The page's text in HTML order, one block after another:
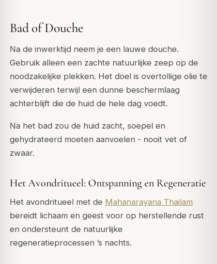
Bad of Douche
Na de inwerktijd neem je een lauwe douche.
Gebruik alleen een zachte natuurlijke zeep op de
noodzakelijke plekken. Het doel is overtollige olie te
verwijderen terwijl een dunne beschermlaag
achterblijft die de huid de hele dag voedt.
Na het bad zou de huid zacht, soepel en
gehydrateerd moeten aanvoelen - nooit vet of
zwaar.
Het Avondritueel: Ontspanning en Regeneratie
Het avondritueel met de Mahanarayana Thailam
bereidt lichaam en geest voor op herstellende rust
en ondersteunt de natuurlijke
regeneratieprocessen ’s nachts.